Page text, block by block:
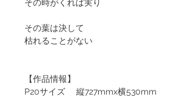
その時がくれば実り
その葉は決して
枯れることがない
【作品情報】
P20サイズ 縦727mmx横530mm